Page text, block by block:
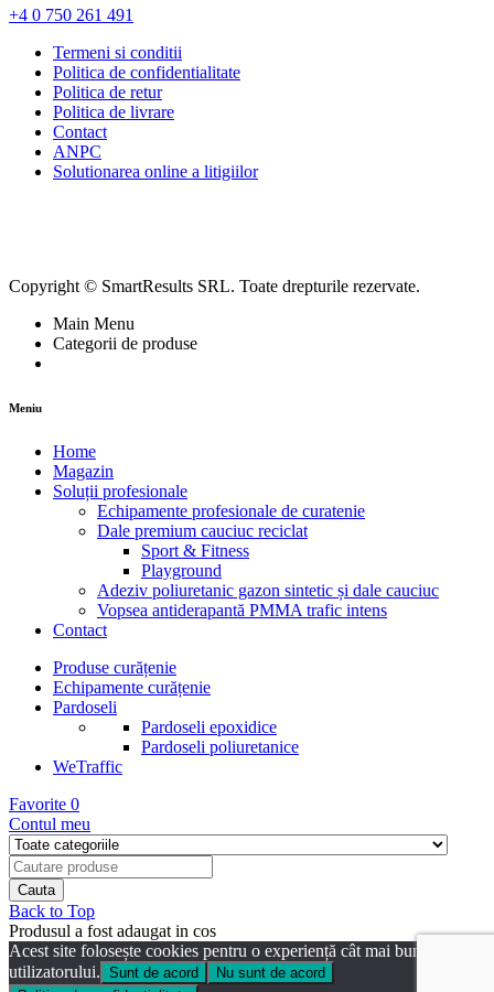
+4 0 750 261 491
Termeni si conditii
Politica de confidentialitate
Politica de retur
Politica de livrare
Contact
ANPC
Solutionarea online a litigiilor
Copyright © SmartResults SRL. Toate drepturile rezervate.
Main Menu
Categorii de produse
Meniu
Home
Magazin
Soluții profesionale
Echipamente profesionale de curatenie
Dale premium cauciuc reciclat
Sport & Fitness
Playground
Adeziv poliuretanic gazon sintetic și dale cauciuc
Vopsea antiderapantă PMMA trafic intens
Contact
Produse curățenie
Echipamente curățenie
Pardoseli
Pardoseli epoxidice
Pardoseli poliuretanice
WeTraffic
Favorite 0
Contul meu
Back to Top
Produsul a fost adaugat in cos
Acest site folosește cookies pentru o experiență cât mai bună a
utilizatorului. Sunt de acord
Nu sunt de acord